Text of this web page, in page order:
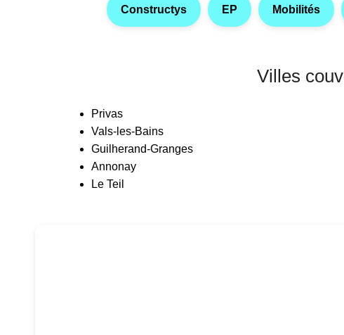
Constructys EP Mobilités
Villes
Privas
Vals-les-Bains
Guilherand-Granges
Annonay
Le Teil